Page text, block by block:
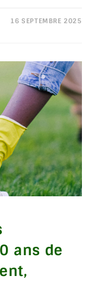
16 SEPTEMBRE 2025
ans de